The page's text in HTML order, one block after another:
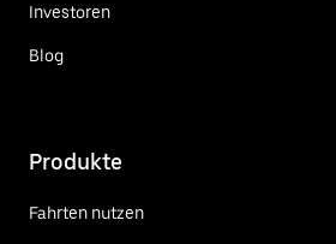
Investoren
Blog
Produkte
Fahrten nutzen